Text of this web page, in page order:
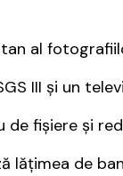
al
III și un
de fișiere și
lățimea de